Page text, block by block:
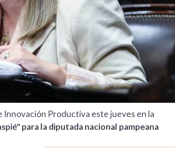
Innovación Productiva este jueves en la
para la diputada nacional pampeana